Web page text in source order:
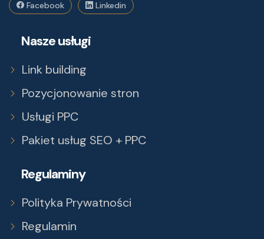
Facebook Linkedin
Nasze usługi
Link building
Pozycjonowanie stron
Usługi PPC
Pakiet usług SEO + PPC
Regulaminy
Polityka Prywatności
Regulamin